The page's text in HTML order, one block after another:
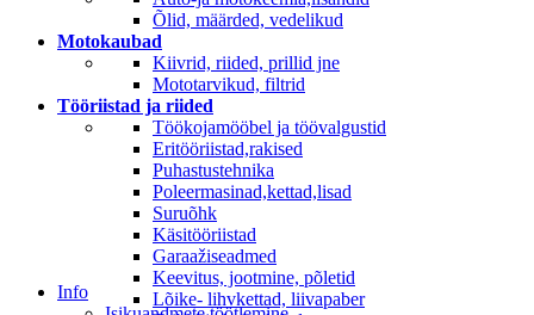
Õlid, määrded, vedelikud
Motokaubad
Kiivrid, riided, prillid jne
Mototarvikud, filtrid
Tööriistad ja riided
Töökojamööbel ja töövalgustid
Eritööriistad,rakised
Puhastustehnika
Poleermasinad,kettad,lisad
Suruõhk
Käsitööriistad
Garaažiseadmed
Keevitus, jootmine, põletid
Lõike- lihvkettad, liivapaber
Info